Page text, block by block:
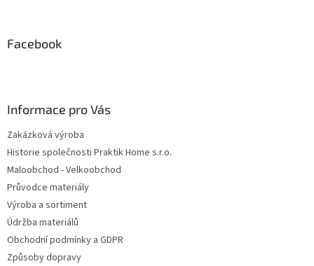
Facebook
Informace pro Vás
Zakázková výroba
Historie společnosti Praktik Home s.r.o.
Maloobchod - Velkoobchod
Průvodce materiály
Výroba a sortiment
Údržba materiálů
Obchodní podmínky a GDPR
Způsoby dopravy